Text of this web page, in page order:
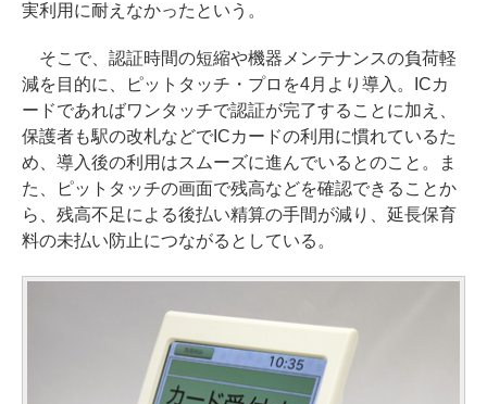
実利用に耐えなかったという。
そこで、認証時間の短縮や機器メンテナンスの負荷軽
減を目的に、ピットタッチ・プロを4月より導入。ICカ
ードであればワンタッチで認証が完了することに加え、
保護者も駅の改札などでICカードの利用に慣れているた
め、導入後の利用はスムーズに進んでいるとのこと。ま
た、ピットタッチの画面で残高などを確認できることか
ら、残高不足による後払い精算の手間が減り、延長保育
料の未払い防止につながるとしている。